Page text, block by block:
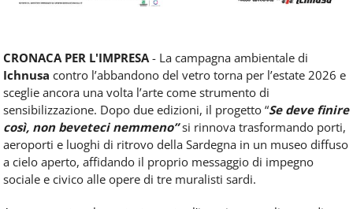
CRONACA PER L'IMPRESA- La campagna ambientale di
Ichnusa contro l’abbandono del vetro torna per l’estate 2026 e
sceglie ancora una volta l’arte come strumento di
sensibilizzazione. Dopo due edizioni, il progetto “Se deve finire
così, non beveteci nemmeno”si rinnova trasformando porti,
aeroporti e luoghi di ritrovo della Sardegna in un museo diffuso
a cielo aperto, affidando il proprio messaggio di impegno
sociale e civico alle opere di tre muralisti sardi.